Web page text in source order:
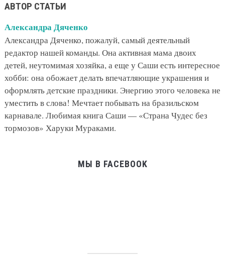
АВТОР СТАТЬИ
Александра Дяченко
Александра Дяченко, пожалуй, самый деятельный
редактор нашей команды. Она активная мама двоих
детей, неутомимая хозяйка, а еще у Саши есть интересное
хобби: она обожает делать впечатляющие украшения и
оформлять детские праздники. Энергию этого человека не
уместить в слова! Мечтает побывать на бразильском
карнавале. Любимая книга Саши — «Страна Чудес без
тормозов» Харуки Мураками.
МЫ В FACEBOOK